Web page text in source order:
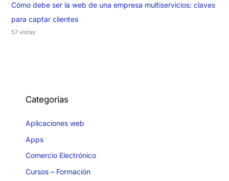
Cómo debe ser la web de una empresa multiservicios: claves
para captar clientes
57 vistas
Categorías
Aplicaciones web
Apps
Comercio Electrónico
Cursos – Formación